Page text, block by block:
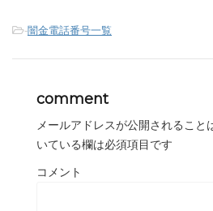
-闇金電話番号一覧
comment
メールアドレスが公開されること
いている欄は必須項目です
コメント